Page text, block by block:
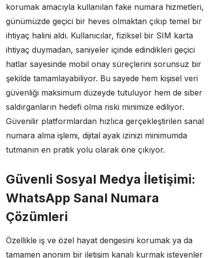
korumak amacıyla kullanılan fake numara hizmetleri,
günümüzde geçici bir heves olmaktan çıkıp temel bir
ihtiyaç halini aldı. Kullanıcılar, fiziksel bir SIM karta
ihtiyaç duymadan, saniyeler içinde edindikleri geçici
hatlar sayesinde mobil onay süreçlerini sorunsuz bir
şekilde tamamlayabiliyor. Bu sayede hem kişisel veri
güvenliği maksimum düzeyde tutuluyor hem de siber
saldırganların hedefi olma riski minimize ediliyor.
Güvenilir platformlardan hızlıca gerçekleştirilen sanal
numara alma işlemi, dijital ayak izinizi minimumda
tutmanın en pratik yolu olarak öne çıkıyor.
Güvenli Sosyal Medya İletişimi:
WhatsApp Sanal Numara
Çözümleri
Özellikle iş ve özel hayat dengesini korumak ya da
tamamen anonim bir iletişim kanalı kurmak isteyenler